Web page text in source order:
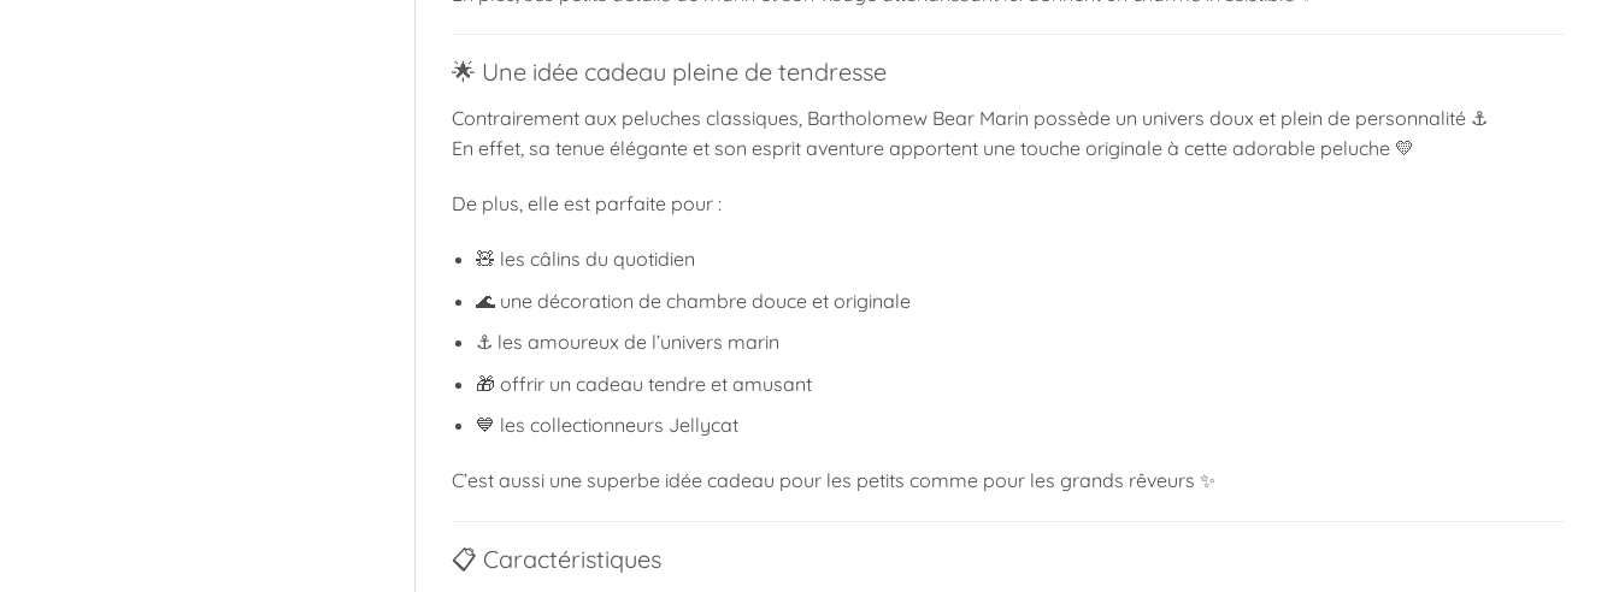
🌟 Une idée cadeau pleine de tendresse
Contrairement aux peluches classiques, Bartholomew Bear Marin possède un univers doux et plein de personnalité ⚓
En effet, sa tenue élégante et son esprit aventure apportent une touche originale à cette adorable peluche 💛
De plus, elle est parfaite pour :
🧸 les câlins du quotidien
🌊 une décoration de chambre douce et originale
⚓ les amoureux de l’univers marin
🎁 offrir un cadeau tendre et amusant
💙 les collectionneurs Jellycat
C’est aussi une superbe idée cadeau pour les petits comme pour les grands rêveurs ✨
📋 Caractéristiques